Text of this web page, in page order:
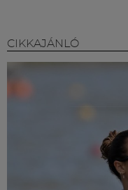
CIKKAJÁNLÓ